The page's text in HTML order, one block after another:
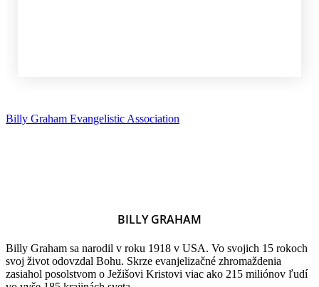
Billy Graham Evangelistic Association
BILLY GRAHAM
Billy Graham sa narodil v roku 1918 v USA. Vo svojich 15 rokoch
svoj život odovzdal Bohu. Skrze evanjelizačné zhromaždenia
zasiahol posolstvom o Ježišovi Kristovi viac ako 215 miliónov ľudí